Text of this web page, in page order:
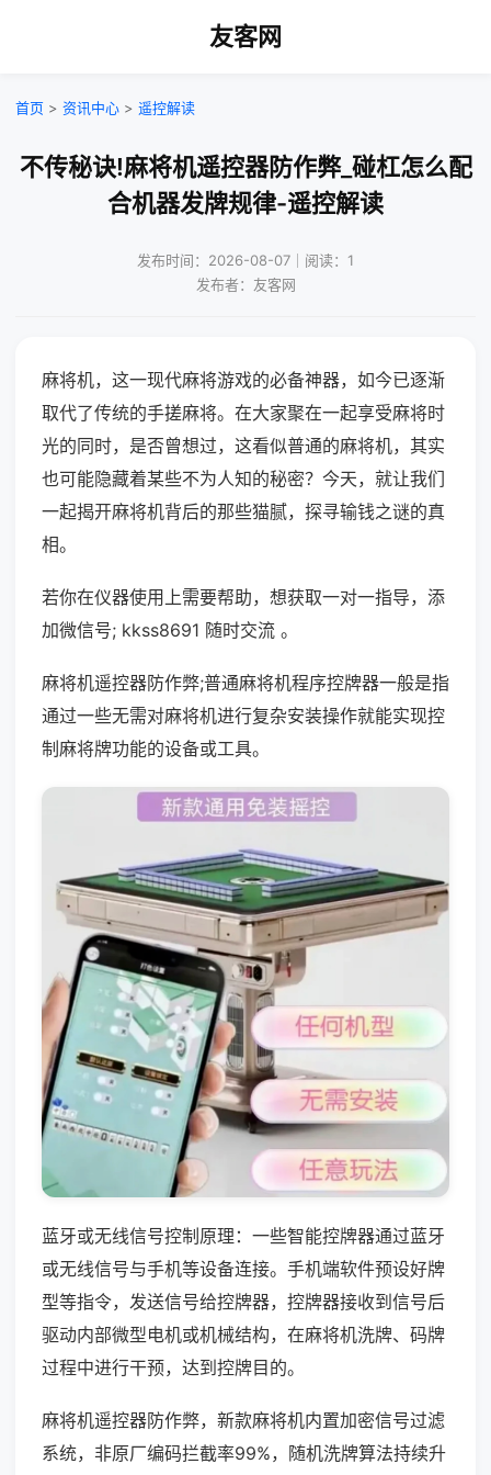
友客网
首页 > 资讯中心 > 遥控解读
不传秘诀!麻将机遥控器防作弊_碰杠怎么配
合机器发牌规律-遥控解读
发布时间：2026-08-07｜阅读：1
发布者：友客网
麻将机，这一现代麻将游戏的必备神器，如今已逐渐
取代了传统的手搓麻将。在大家聚在一起享受麻将时
光的同时，是否曾想过，这看似普通的麻将机，其实
也可能隐藏着某些不为人知的秘密？今天，就让我们
一起揭开麻将机背后的那些猫腻，探寻输钱之谜的真
相。
若你在仪器使用上需要帮助，想获取一对一指导，添
加微信号; kkss8691 随时交流 。
麻将机遥控器防作弊;普通麻将机程序控牌器一般是指
通过一些无需对麻将机进行复杂安装操作就能实现控
制麻将牌功能的设备或工具。
蓝牙或无线信号控制原理：一些智能控牌器通过蓝牙
或无线信号与手机等设备连接。手机端软件预设好牌
型等指令，发送信号给控牌器，控牌器接收到信号后
驱动内部微型电机或机械结构，在麻将机洗牌、码牌
过程中进行干预，达到控牌目的。
麻将机遥控器防作弊，新款麻将机内置加密信号过滤
系统，非原厂编码拦截率99%，随机洗牌算法持续升